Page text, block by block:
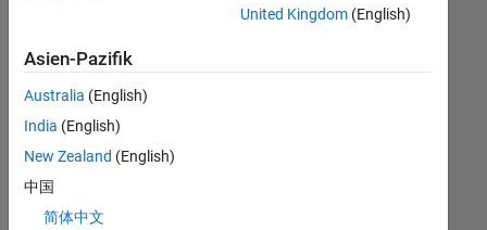
noch
keine
offenen
Stellen
können,
die
United Kingdom(English)
Asien-Pazifik
Australia (English)
India (English)
New Zealand (English)
中国
简体中文